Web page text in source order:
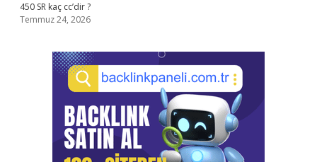
450 SR kaç cc’dir ?
Temmuz 24, 2026